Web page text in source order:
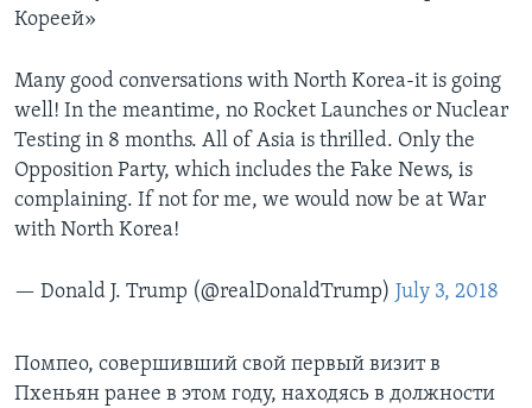
Кореей»
Many good conversations with North Korea-it is going
well! In the meantime, no Rocket Launches or Nuclear
Testing in 8 months. All of Asia is thrilled. Only the
Opposition Party, which includes the Fake News, is
complaining. If not for me, we would now be at War
with North Korea!
— Donald J. Trump (@realDonaldTrump) July 3, 2018
Помпео, совершивший свой первый визит в
Пхеньян ранее в этом году, находясь в должности